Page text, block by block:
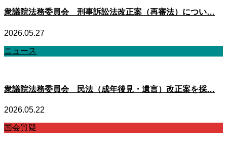
衆議院法務委員会 刑事訴訟法改正案（再審法）につい…
2026.05.27
ニュース
衆議院法務委員会 民法（成年後見・遺言）改正案を採…
2026.05.22
国会質疑